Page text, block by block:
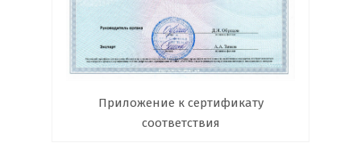
Приложение к сертификату
соответствия